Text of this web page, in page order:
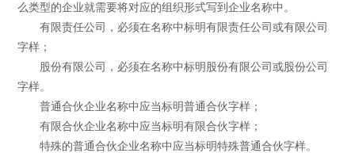
么类型的企业就需要将对应的组织形式写到企业名称中。
有限责任公司，必须在名称中标明有限责任公司或有限公司
字样；
股份有限公司，必须在名称中标明股份有限公司或股份公司
字样。
普通合伙企业名称中应当标明普通合伙字样；
有限合伙企业名称中应当标明有限合伙字样；
特殊的普通合伙企业名称中应当标明特殊普通合伙字样。